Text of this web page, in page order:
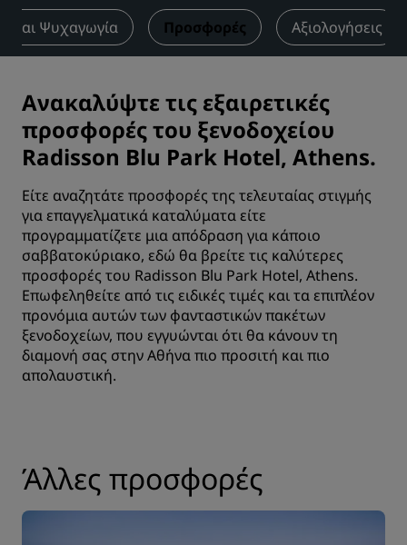
και Ψυχαγωγία Προσφορές Αξιολογήσεις
Ανακαλύψτε τις εξαιρετικές
προσφορές του ξενοδοχείου
Radisson Blu Park Hotel, Athens.
Είτε αναζητάτε προσφορές της τελευταίας στιγμής
για επαγγελματικά καταλύματα είτε
προγραμματίζετε μια απόδραση για κάποιο
σαββατοκύριακο, εδώ θα βρείτε τις καλύτερες
προσφορές του Radisson Blu Park Hotel, Athens.
Επωφεληθείτε από τις ειδικές τιμές και τα επιπλέον
προνόμια αυτών των φανταστικών πακέτων
ξενοδοχείων, που εγγυώνται ότι θα κάνουν τη
διαμονή σας στην Αθήνα πιο προσιτή και πιο
απολαυστική.
Άλλες προσφορές